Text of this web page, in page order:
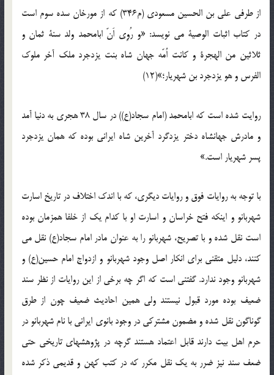
از طرفی علی بن الحسین مسعودی (م346) که از مورخان سده سوم است
در کتاب اثبات الوصیة می نویسد: «و رُوِی اَنّ ابامحمد ولد سنة ثمان و
ثلاثین من الهجرة و کانت اُمّه جهان شاه بنت یزدجرد ملک آخر ملوک
الفرس و هو یزدجرد بن شهریار؛»(12)
روایت شده است که ابامحمد (امام سجاد(ع)) در سال 38 هجری به دنیا آمد
و مادرش جهانشاه دختر یزدگرد آخرین شاه ایرانی بوده که همان یزدجرد
پسر شهریار است.»
با توجه به روایات فوق و روایات دیگری، که با اندک اختلاف در تاریخ اسارت
شهربانو و اینکه فتح خراسان و اسارت او با کدام یک از خلفا همزمان بوده
است نقل شده و با تصریح، شهربانو را به عنوان مادر امام سجاد(ع) نقل می
کنند، دلیل متقنی برای انکار اصل وجود شهربانو و ازدواج امام حسین(ع) و
شهربانو وجود ندارد. گفتنی است که اگر چه برخی از این روایات از نظر سند
ضعیف بوده مورد قبول نیستند ولی همین احادیث ضعیف چون از طرق
گوناگون نقل شده و مضمون مشترکی در وجود بانوی ایرانی با نام شهربانو در
حرم اهل بیت دارند قابل اعتماد هستند گرچه در پژوهشهای تاریخی حتی
ضعف سند نیز ضرر به یک نقل مکرر که در کتب کهن و قدیمی ذکر شده